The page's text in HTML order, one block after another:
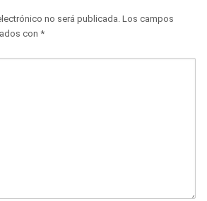
no será publicada. Los campos
con *